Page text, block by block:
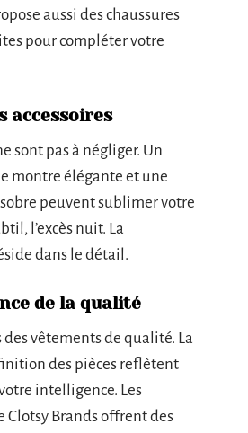
aussi des chaussures
pour compléter votre
accessoires
sont pas à négliger. Un
montre élégante et une
peuvent sublimer votre
l’excès nuit. La
dans le détail.
de la qualité
des vêtements de qualité. La
des pièces reflètent
intelligence. Les
Clotsy Brands offrent des